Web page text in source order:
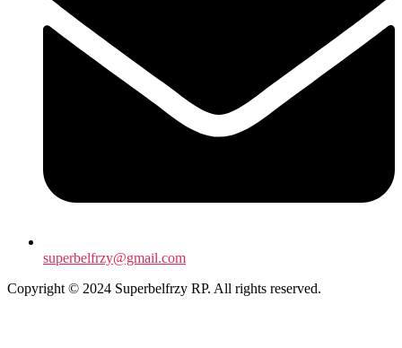
superbelfrzy@gmail.com
Copyright © 2024 Superbelfrzy RP. All rights reserved.